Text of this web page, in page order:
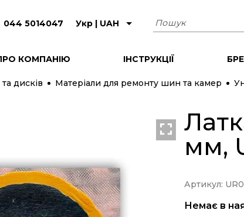
044 5014047 Укр | UAH Пошук
КОМПАНІЮ ІНСТРУКЦІЇ
дисків Матеріали для ремонту шин та камер
мм,
Артикул:
Немає в